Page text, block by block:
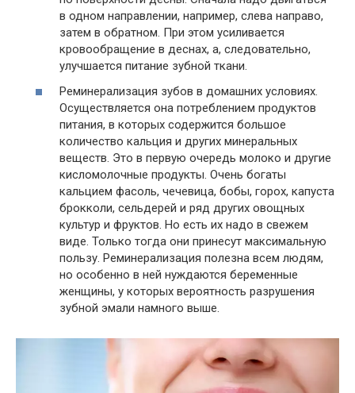
в одном направлении, например, слева направо,
затем в обратном. При этом усиливается
кровообращение в деснах, а, следовательно,
улучшается питание зубной ткани.
Реминерализация зубов в домашних условиях.
Осуществляется она потреблением продуктов
питания, в которых содержится большое
количество кальция и других минеральных
веществ. Это в первую очередь молоко и другие
кисломолочные продукты. Очень богаты
кальцием фасоль, чечевица, бобы, горох, капуста
брокколи, сельдерей и ряд других овощных
культур и фруктов. Но есть их надо в свежем
виде. Только тогда они принесут максимальную
пользу. Реминерализация полезна всем людям,
но особенно в ней нуждаются беременные
женщины, у которых вероятность разрушения
зубной эмали намного выше.